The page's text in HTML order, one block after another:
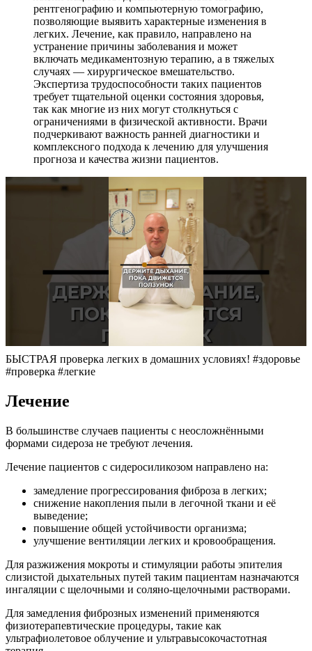
рентгенографию и компьютерную томографию,
позволяющие выявить характерные изменения в
легких. Лечение, как правило, направлено на
устранение причины заболевания и может
включать медикаментозную терапию, а в тяжелых
случаях — хирургическое вмешательство.
Экспертиза трудоспособности таких пациентов
требует тщательной оценки состояния здоровья,
так как многие из них могут столкнуться с
ограничениями в физической активности. Врачи
подчеркивают важность ранней диагностики и
комплексного подхода к лечению для улучшения
прогноза и качества жизни пациентов.
БЫСТРАЯ проверка легких в домашних условиях! #здоровье
#проверка #легкие
Лечение
В большинстве случаев пациенты с неосложнёнными
формами сидероза не требуют лечения.
Лечение пациентов с сидеросиликозом направлено на:
замедление прогрессирования фиброза в легких;
снижение накопления пыли в легочной ткани и её
выведение;
повышение общей устойчивости организма;
улучшение вентиляции легких и кровообращения.
Для разжижения мокроты и стимуляции работы эпителия
слизистой дыхательных путей таким пациентам назначаются
ингаляции с щелочными и соляно-щелочными растворами.
Для замедления фиброзных изменений применяются
физиотерапевтические процедуры, такие как
ультрафиолетовое облучение и ультравысокочастотная